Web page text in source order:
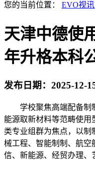
您的当前位置： EVO视
天津中德使
年升格本科
发布日期： 2025-12-
学校聚焦高端配备制
能源取新材料等范畴使用
类专业组群为焦点，以
械工程、智能制制、航空
信、新能源、经贸办理、